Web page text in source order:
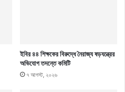
ইবির ৪৪ শিক্ষকের বিরুদ্ধে নৈরাজ্য ষড়যন্ত্রের
অভিযোগ তদন্তে কমিটি
৭ আগস্ট, ২০২৬